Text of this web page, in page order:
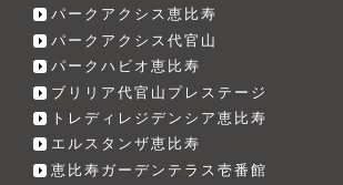
パークアクシス恵比寿
パークアクシス代官山
パークハビオ恵比寿
ブリリア代官山プレステージ
トレディレジデンシア恵比寿
エルスタンザ恵比寿
恵比寿ガーデンテラス壱番館